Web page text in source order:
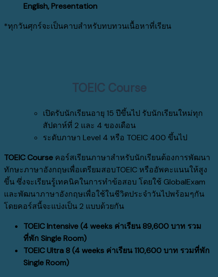
English, Presentation
*ทุกวันศุกร์จะเป็นคาบสำหรับทบทวนเนื้อหาที่เรียน
TOEIC Course
เปิดรับนักเรียนอายุ 15 ปีขึ้นไป รับนักเรียนใหม่ทุก
สัปดาห์ที่ 2 และ 4 ของเดือน
ระดับภาษา Level 4 หรือ TOEIC 400 ขึ้นไป
TOEIC Course คอร์สเรียนภาษาสำหรับนักเรียนต้องการพัฒนา
ทักษะภาษาอังกฤษเพื่อเตรียมสอบTOEIC หรืออัพคะแนนให้สูง
ขึ้น ซึ่งจะเรียนรู้เทคนิคในการทำข้อสอบ โดยใช้ GlobalExam
และพัฒนาภาษาอังกฤษเพื่อใช้ในชีวิตประจำวันไปพร้อมๆกัน
โดยคอร์สนี้จะแบ่งเป็น 2 แบบด้วยกัน
TOEIC Intensive (4 weeks ค่าเรียน 89,600 บาท รวม
ที่พัก Single Room)
TOEIC Ultra 8 (4 weeks ค่าเรียน 110,600 บาท รวมที่พัก
Single Room)